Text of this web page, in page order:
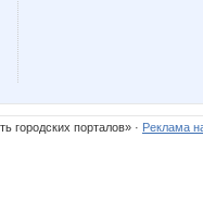
городских порталов» · Реклама